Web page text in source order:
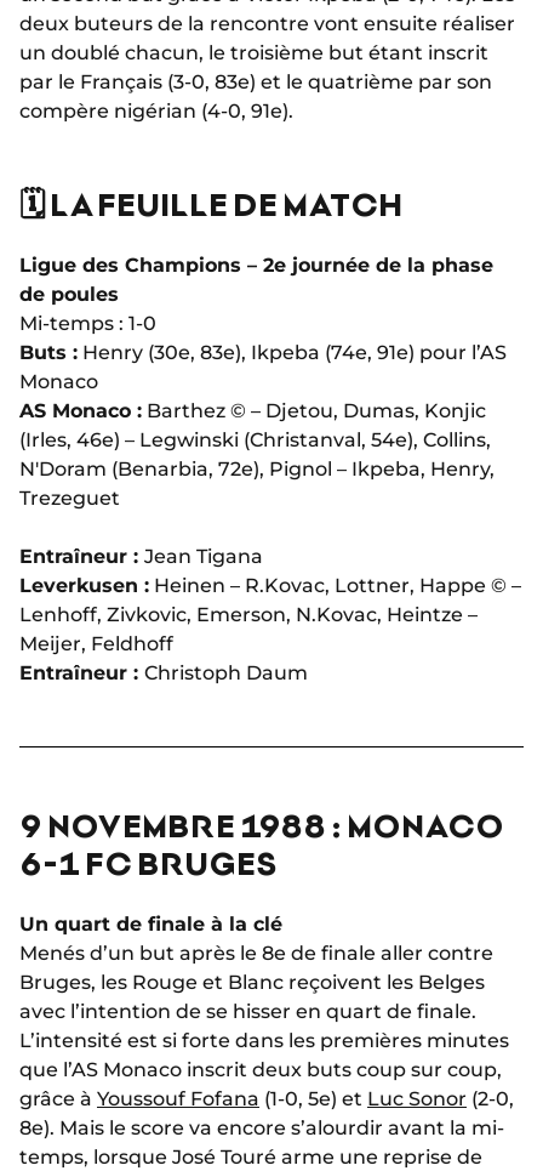
deux buteurs de la rencontre vont ensuite réaliser
un doublé chacun, le troisième but étant inscrit
par le Français (3-0, 83e) et le quatrième par son
compère nigérian (4-0, 91e).
🗓️ LA FEUILLE DE MATCH
Ligue des Champions – 2e journée de la phase
de poules
Mi-temps : 1-0
Buts : Henry (30e, 83e), Ikpeba (74e, 91e) pour l’AS
Monaco
AS Monaco : Barthez © – Djetou, Dumas, Konjic
(Irles, 46e) – Legwinski (Christanval, 54e), Collins,
N'Doram (Benarbia, 72e), Pignol – Ikpeba, Henry,
Trezeguet
Entraîneur : Jean Tigana
Leverkusen : Heinen – R.Kovac, Lottner, Happe © –
Lenhoff, Zivkovic, Emerson, N.Kovac, Heintze –
Meijer, Feldhoff
Entraîneur : Christoph Daum
9 NOVEMBRE 1988 : MONACO
6-1 FC BRUGES
Un quart de finale à la clé
Menés d’un but après le 8e de finale aller contre
Bruges, les Rouge et Blanc reçoivent les Belges
avec l’intention de se hisser en quart de finale.
L’intensité est si forte dans les premières minutes
que l’AS Monaco inscrit deux buts coup sur coup,
grâce à Youssouf Fofana (1-0, 5e) et Luc Sonor (2-0,
8e). Mais le score va encore s’alourdir avant la mi-
temps, lorsque José Touré arme une reprise de